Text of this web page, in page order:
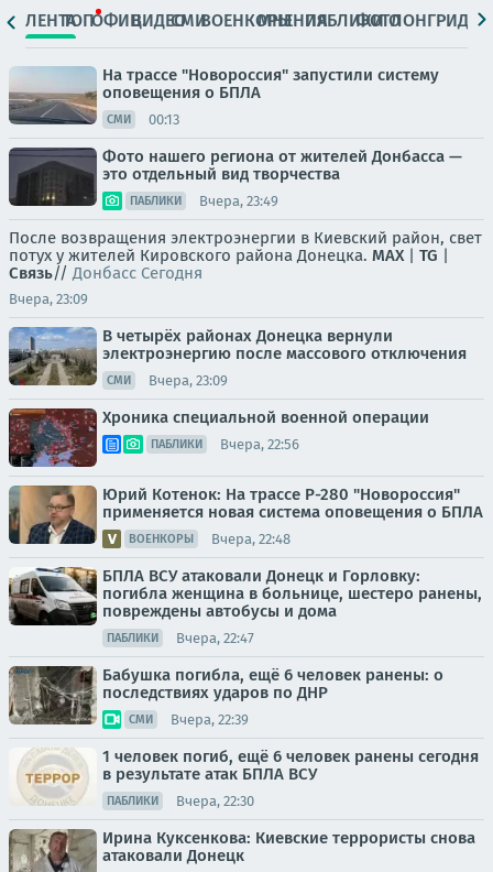
ЛЕНТАТОПОФИЦ.ВИДЕОСМИВОЕНКОРЫМНЕНИЯПАБЛИКИ
ФОТОЛОНГРИДЫ
На трассе "Новороссия" запустили систему
оповещения о БПЛА
СМИ 00:13
Фото нашего региона от жителей Донбасса —
это отдельный вид творчества
ПАБЛИКИ Вчера, 23:49
После возвращения электроэнергии в Киевский район, свет
потух у жителей Кировского района Донецка. MAX| TG
Связь// Донбасс Сегодня
Вчера, 23:09
В четырёх районах Донецка вернули
электроэнергию после массового отключения
СМИ Вчера, 23:09
Хроника специальной военной операции
ПАБЛИКИ Вчера, 22:56
Юрий Котенок: На трассе Р-280 "Новороссия"
применяется новая система оповещения о БПЛА
ВОЕНКОРЫ Вчера, 22:48
БПЛА ВСУ атаковали Донецк и Горловку:
погибла женщина в больнице, шестеро ранены,
повреждены автобусы и дома
ПАБЛИКИ Вчера, 22:47
Бабушка погибла, ещё 6 человек ранены: о
последствиях ударов по ДНР
СМИ Вчера, 22:39
1 человек погиб, ещё 6 человек ранены сегодня
в результате атак БПЛА ВСУ
ПАБЛИКИ Вчера, 22:30
Ирина Куксенкова: Киевские террористы снова
атаковали Донецк